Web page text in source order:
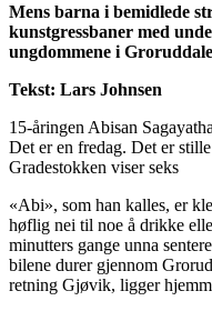
Mens barna i bemidlede
kunstgressbaner med
ungdommene i
Tekst: Lars Johnsen
15-åringen Abisan
Det er en fredag. Det er
Gradestokken viser seks
«Abi», som han kalles, er
høflig nei til noe å drikke
minutters gange unna
bilene durer gjennom
retning Gjøvik, ligger